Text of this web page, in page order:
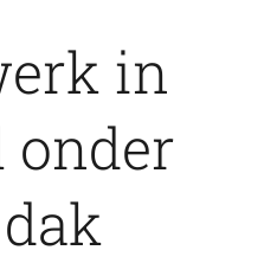
in
onder